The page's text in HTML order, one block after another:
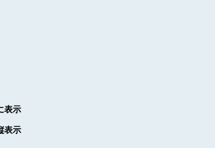
表示
表示